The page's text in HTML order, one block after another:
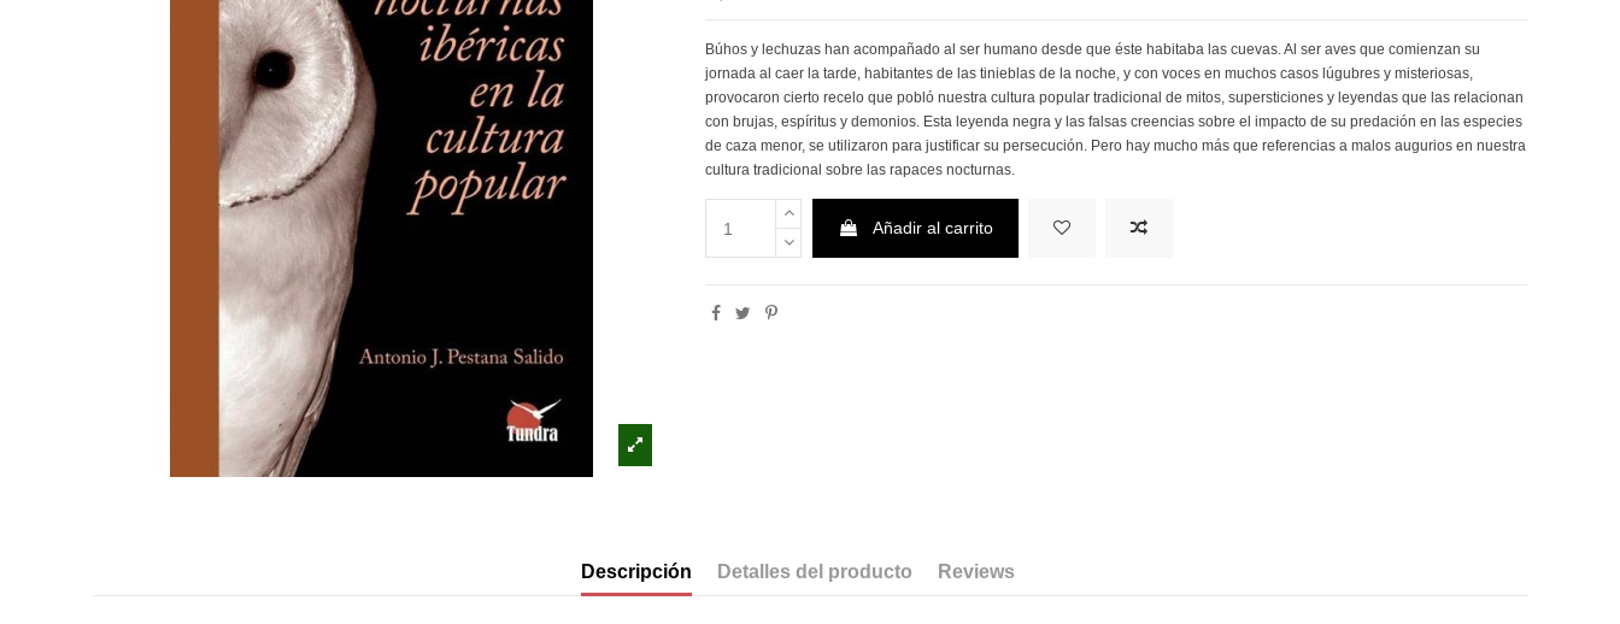
Búhos y lechuzas han acompañado al ser humano desde que éste habitaba las cuevas. Al ser aves que comienzan su
jornada al caer la tarde, habitantes de las tinieblas de la noche, y con voces en muchos casos lúgubres y misteriosas,
provocaron cierto recelo que pobló nuestra cultura popular tradicional de mitos, supersticiones y leyendas que las relacionan
con brujas, espíritus y demonios. Esta leyenda negra y las falsas creencias sobre el impacto de su predación en las especies
de caza menor, se utilizaron para justificar su persecución. Pero hay mucho más que referencias a malos augurios en nuestra
cultura tradicional sobre las rapaces nocturnas.
Añadir al carrito
Descripción Detalles del producto Reviews